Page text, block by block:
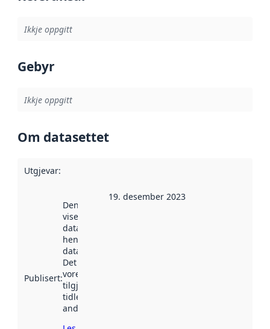
Ikkje oppgitt
Gebyr
Ikkje oppgitt
Om datasettet
Utgjevar:
Publisert:
Denne datoen
viser når
datasettet vart
henta inn av
data.norge.no.
Det kan ha
vore
tilgjengeleg
tidlegare
andre stader.
19. desember 2023